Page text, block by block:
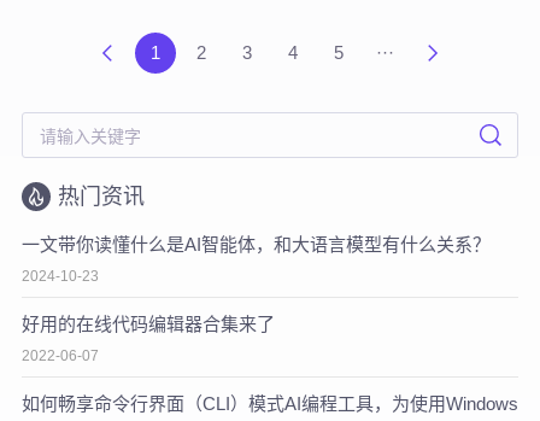
1 2 3 4 5 ···
热门资讯
一文带你读懂什么是AI智能体，和大语言模型有什么关系？
2024-10-23
好用的在线代码编辑器合集来了
2022-06-07
如何畅享命令行界面（CLI）模式AI编程工具，为使用Windows